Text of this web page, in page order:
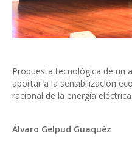
Propuesta tecnológica de un
aportar a la sensibilización
racional de la energía eléctrica.
Álvaro Gelpud Guaquéz